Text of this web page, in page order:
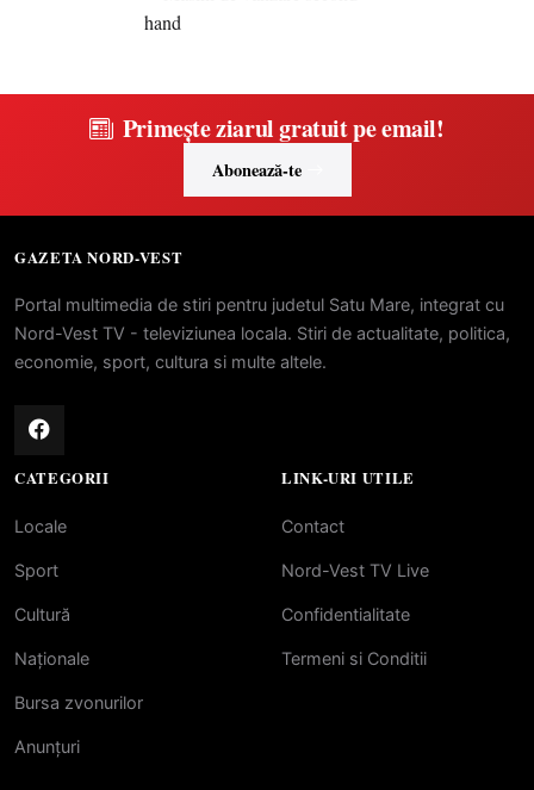
Primește ziarul gratuit pe email!
Abonează-te
GAZETA NORD-VEST
Portal multimedia de stiri pentru judetul Satu Mare, integrat cu
Nord-Vest TV - televiziunea locala. Stiri de actualitate, politica,
economie, sport, cultura si multe altele.
CATEGORII
Locale
Sport
Cultură
Naționale
Bursa zvonurilor
Anunțuri
LINK-URI UTILE
Contact
Nord-Vest TV Live
Confidentialitate
Termeni si Conditii